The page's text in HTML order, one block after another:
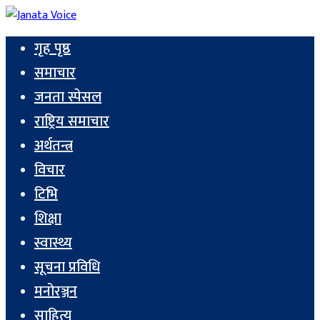
गृह पृष्ठ
समाचार
जनता स्पेसल
राष्ट्रिय समाचार
अर्थतन्त्र
विचार
टिभि
शिक्षा
स्वास्थ्य
सूचना प्रविधि
मनोरञ्जन